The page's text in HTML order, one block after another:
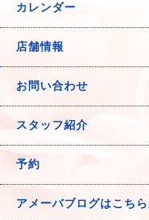
カレンダー
店舗情報
お問い合わせ
スタッフ紹介
予約
アメーバブログはこち